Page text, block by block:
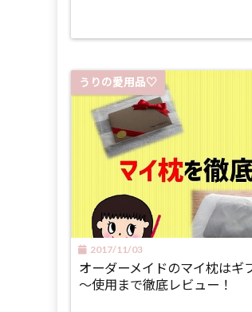
うりの愛用品♡
2017/11/03
オーダーメイドのマイ枕はギ
～使用まで徹底レビュー！